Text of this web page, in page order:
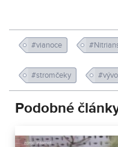
#vianoce
#stromčeky
Podobné